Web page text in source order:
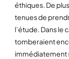
éthiques. De
tenues de
l’étude. Dans le
tomberaient
immédiatement